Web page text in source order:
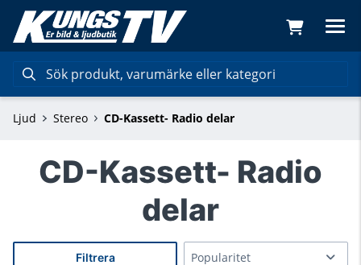
Ljud Stereo CD-Kassett- Radio delar
CD-Kassett- Radio
delar
Filtrera